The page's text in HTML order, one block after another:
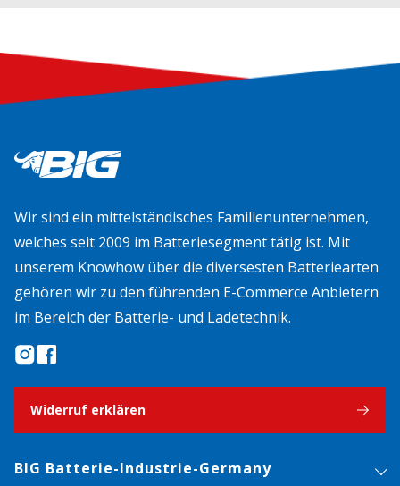
Wir sind ein mittelständisches Familienunternehmen,
welches seit 2009 im Batteriesegment tätig ist. Mit
unserem Knowhow über die diversesten Batteriearten
gehören wir zu den führenden E-Commerce Anbietern
im Bereich der Batterie- und Ladetechnik.
Widerruf erklären
BIG Batterie-Industrie-Germany